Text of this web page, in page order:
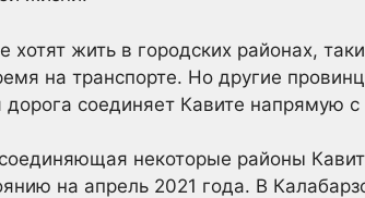
хотят жить в городских районах,
на транспорте. Но другие
соединяет Кавите напрямую
некоторые районы
на апрель 2021 года. В